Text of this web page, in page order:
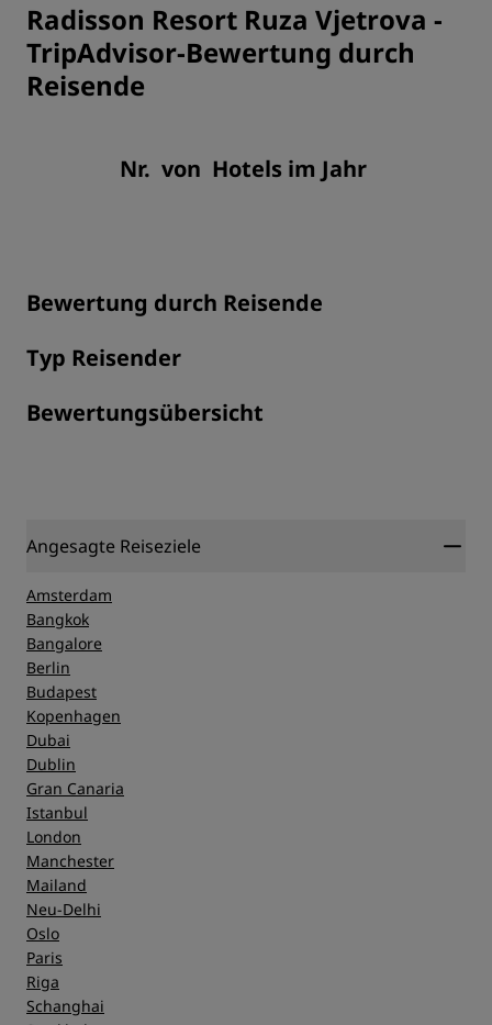
Radisson Resort Ruza Vjetrova -
TripAdvisor-Bewertung durch
Reisende
Nr. von Hotels im Jahr
Bewertung durch Reisende
Typ Reisender
Bewertungsübersicht
Angesagte Reiseziele
Amsterdam
Bangkok
Bangalore
Berlin
Budapest
Kopenhagen
Dubai
Dublin
Gran Canaria
Istanbul
London
Manchester
Mailand
Neu-Delhi
Oslo
Paris
Riga
Schanghai